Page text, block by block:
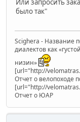
было так"
Scighera - Название
диалектов как
низин»
[url="http://
Отчет о велопоходе
[url="http://
Отчет о ЮАР